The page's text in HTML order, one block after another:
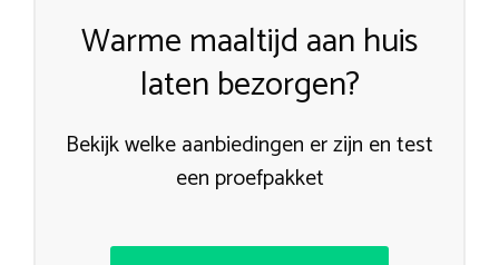
Warme maaltijd aan huis
laten bezorgen?
Bekijk welke aanbiedingen er zijn en test
een proefpakket